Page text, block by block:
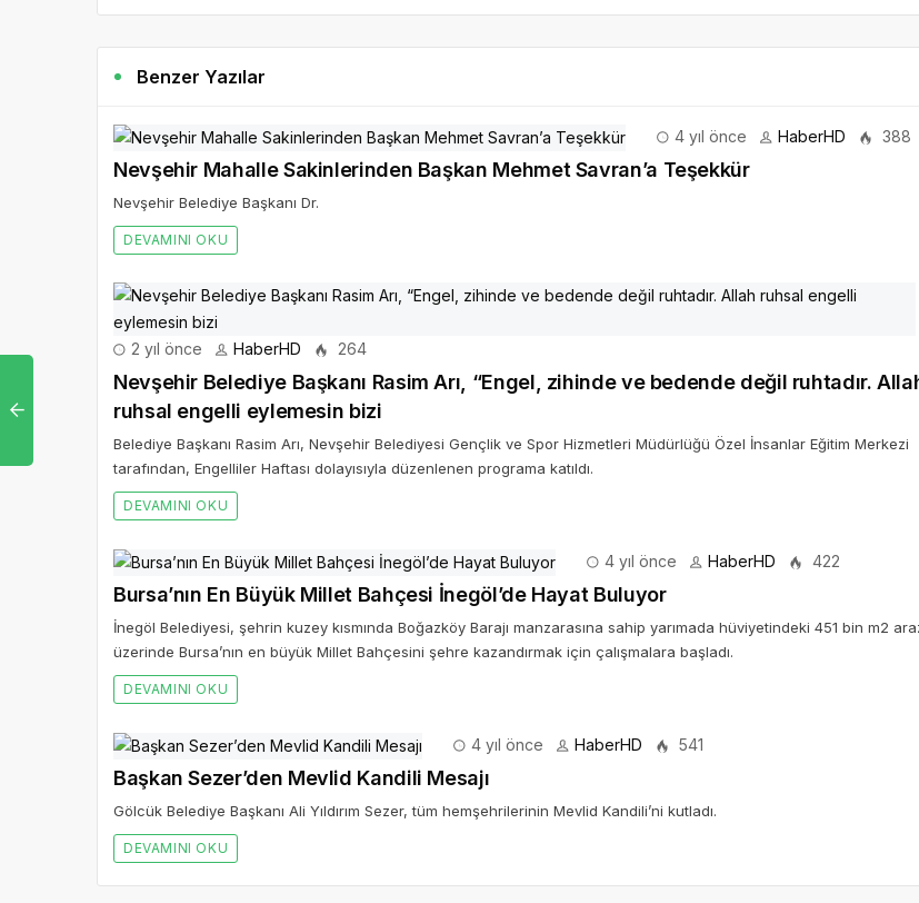
Benzer Yazılar
4 yıl önce HaberHD 388
Nevşehir Mahalle Sakinlerinden Başkan Mehmet Savran’a Teşekkür
Nevşehir Belediye Başkanı Dr.
DEVAMINI OKU
2 yıl önce HaberHD 264
Nevşehir Belediye Başkanı Rasim Arı, “Engel, zihinde ve bedende değil ruhtadır.
ruhsal engelli eylemesin bizi
Belediye Başkanı Rasim Arı, Nevşehir Belediyesi Gençlik ve Spor Hizmetleri Müdürlüğü Özel İnsanlar Eğitim Merkezi
tarafından, Engelliler Haftası dolayısıyla düzenlenen programa katıldı.
DEVAMINI OKU
4 yıl önce HaberHD 422
Bursa’nın En Büyük Millet Bahçesi İnegöl’de Hayat Buluyor
İnegöl Belediyesi, şehrin kuzey kısmında Boğazköy Barajı manzarasına sahip yarımada hüviyetindeki 451 bin m2
üzerinde Bursa’nın en büyük Millet Bahçesini şehre kazandırmak için çalışmalara başladı.
DEVAMINI OKU
4 yıl önce HaberHD 541
Başkan Sezer’den Mevlid Kandili Mesajı
Gölcük Belediye Başkanı Ali Yıldırım Sezer, tüm hemşehrilerinin Mevlid Kandili’ni kutladı.
DEVAMINI OKU